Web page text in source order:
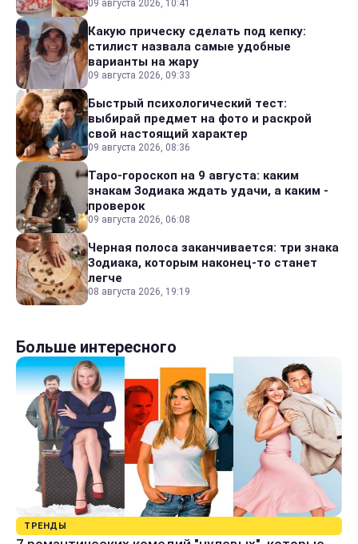
09 августа 2026, 10:41
Какую прическу сделать под кепку:
стилист назвала самые удобные
варианты на жару
09 августа 2026, 09:33
Быстрый психологический тест:
выбирай предмет на фото и раскрой
свой настоящий характер
09 августа 2026, 08:36
Таро-гороскоп на 9 августа: каким
знакам Зодиака ждать удачи, а каким -
проверок
09 августа 2026, 06:08
Черная полоса заканчивается: три знака
Зодиака, которым наконец-то станет
легче
08 августа 2026, 19:19
Больше интересного
ТРЕНДЫ